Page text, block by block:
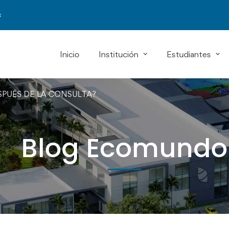
Inicio Institución Estudiantes
DE LA CONSULTA?
Blog Ecomundo